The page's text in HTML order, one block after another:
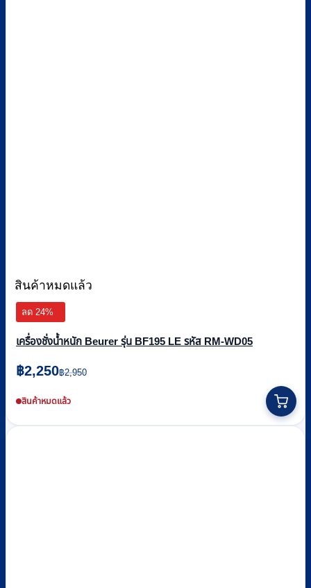
สินค้าหมดแล้ว
ลด 24%
เครื่องชั่งน้ำหนัก Beurer รุ่น BF195 LE รหัส RM-WD05
฿2,950
Original
price
was:
฿2,250
Current
price
is:สินค้าหมดแล้ว